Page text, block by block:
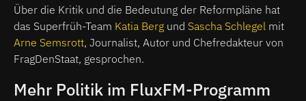
Über die Kritik und die Bedeutung der Reformpläne hat
das Superfrüh-Team Katia Berg und Sascha Schlegel mit
Arne Semsrott, Journalist, Autor und Chefredakteur von
FragDenStaat, gesprochen.
Mehr Politik im FluxFM-Programm